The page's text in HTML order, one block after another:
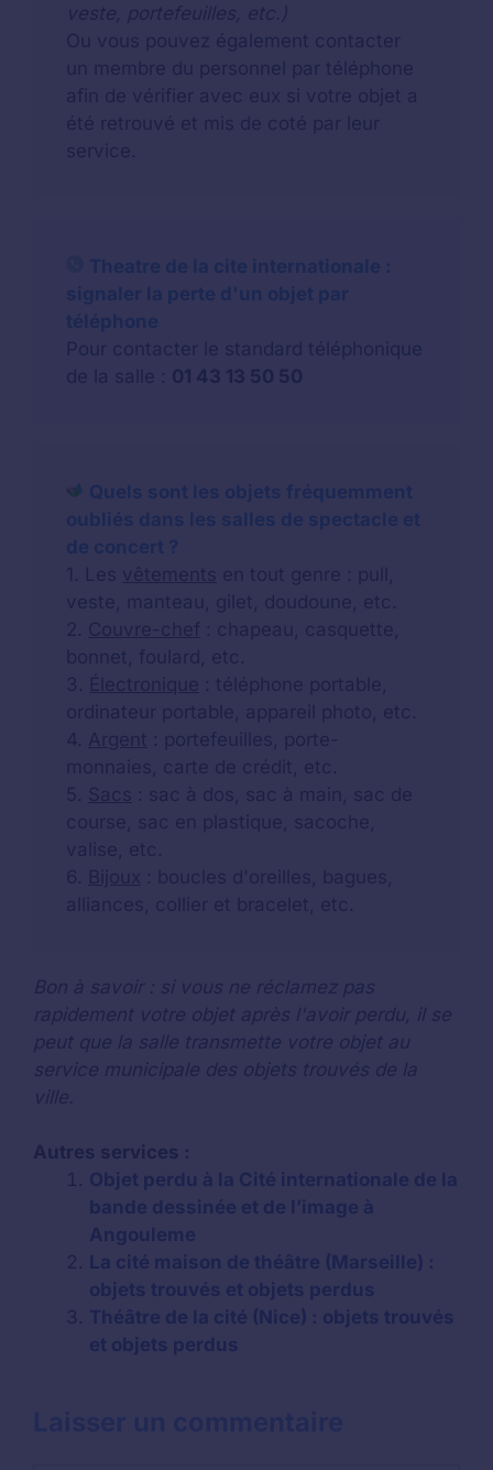
veste, portefeuilles, etc.)
Ou vous pouvez également contacter
un membre du personnel par téléphone
afin de vérifier avec eux si votre objet a
été retrouvé et mis de coté par leur
service.
Quels sont les objets fréquemment
oubliés dans les salles de spectacle et
de concert ?
1. Les vêtements en tout genre : pull,
veste, manteau, gilet, doudoune, etc.
2. Couvre-chef : chapeau, casquette,
bonnet, foulard, etc.
3. Électronique : téléphone portable,
ordinateur portable, appareil photo, etc.
4. Argent : portefeuilles, porte-
monnaies, carte de crédit, etc.
5. Sacs : sac à dos, sac à main, sac de
course, sac en plastique, sacoche,
valise, etc.
6. Bijoux : boucles d'oreilles, bagues,
alliances, collier et bracelet, etc.
Bon à savoir : si vous ne réclamez pas
rapidement votre objet après l'avoir perdu, il se
peut que la salle transmette votre objet au
service municipale des objets trouvés de la
ville.
Autres services :
Objet perdu à la Cité internationale de la
bande dessinée et de l’image à
Angouleme
La cité maison de théâtre (Marseille) :
objets trouvés et objets perdus
Théâtre de la cité (Nice) : objets trouvés
et objets perdus